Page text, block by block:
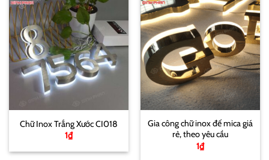
Chữ Inox Trắng Xước CI018
1₫
Gia công chữ inox đế mica giá
rẻ, theo yêu cầu
1₫